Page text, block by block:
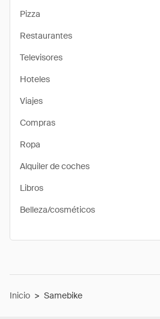
Pizza
Restaurantes
Televisores
Hoteles
Viajes
Compras
Ropa
Alquiler de coches
Libros
Belleza/cosméticos
Inicio > Samebike